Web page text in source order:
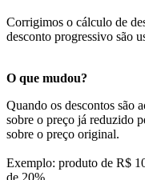
Corrigimos o cálculo de
desconto progressivo
O que mudou?
Quando os descontos são
sobre o preço já reduzido
sobre o preço original.
Exemplo: produto de R$